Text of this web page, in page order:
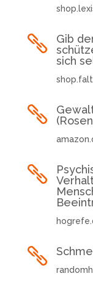

Gib
sich


